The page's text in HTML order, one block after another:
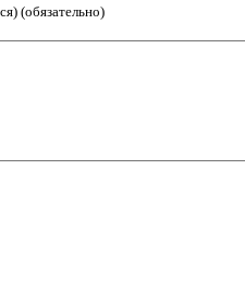
(обязательно)